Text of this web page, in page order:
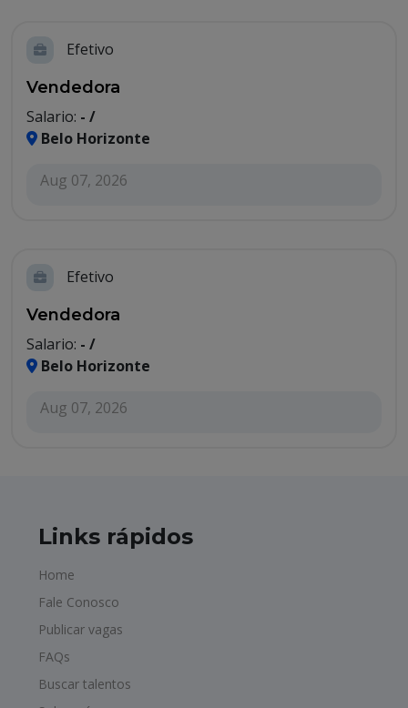
Efetivo
Vendedora
Salario: - /
Belo Horizonte
Aug 07, 2026
Efetivo
Vendedora
Salario: - /
Belo Horizonte
Aug 07, 2026
Links rápidos
Home
Fale Conosco
Publicar vagas
FAQs
Buscar talentos